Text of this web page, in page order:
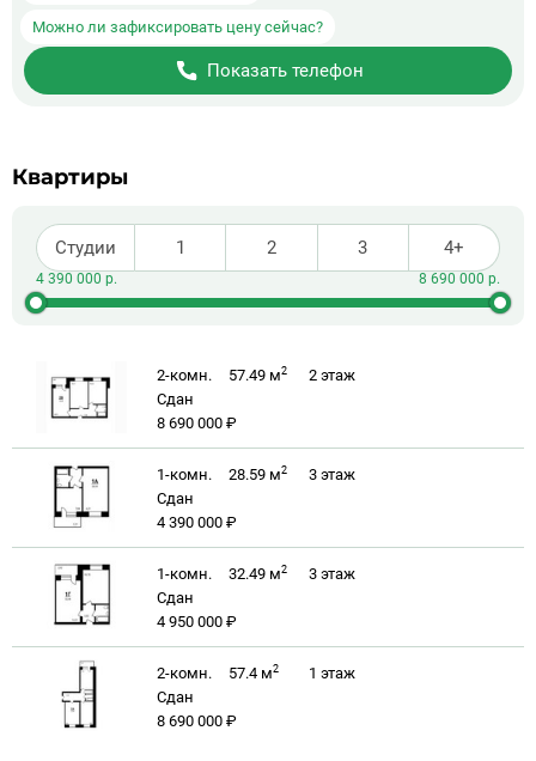
Можно ли зафиксировать цену сейчас?
Показать телефон
Квартиры
Студии 1 2 3 4+
2-комн. 57.49 м2 2 этаж
Сдан
8 690 000 ₽
1-комн. 28.59 м2 3 этаж
Сдан
4 390 000 ₽
1-комн. 32.49 м2 3 этаж
Сдан
4 950 000 ₽
2-комн. 57.4 м2 1 этаж
Сдан
8 690 000 ₽